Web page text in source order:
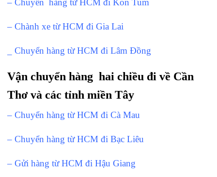
– Chuyển hàng từ HCM đi Kon Tum
– Chành xe từ HCM đi Gia Lai
_ Chuyển hàng từ HCM đi Lâm Đồng
Vận chuyển hàng hai chiều đi về Cần
Thơ và các tỉnh miền Tây
– Chuyển hàng từ HCM đi Cà Mau
– Chuyển hàng từ HCM đi Bạc Liêu
– Gửi hàng từ HCM đi Hậu Giang